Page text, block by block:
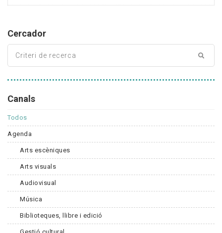
Cercador
Canals
Todos
Agenda
Arts escèniques
Arts visuals
Audiovisual
Música
Biblioteques, llibre i edició